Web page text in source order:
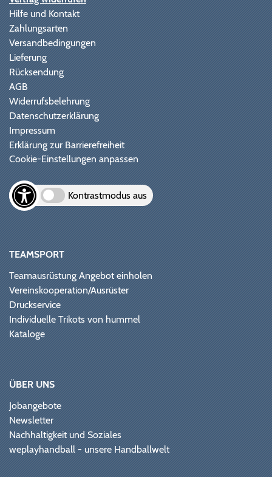
Hilfe und Kontakt
Zahlungsarten
Versandbedingungen
Lieferung
Rücksendung
AGB
Widerrufsbelehrung
Datenschutzerklärung
Impressum
Erklärung zur Barrierefreiheit
Cookie-Einstellungen anpassen
Kontrastmodus aus
TEAMSPORT
Teamausrüstung Angebot einholen
Vereinskooperation/Ausrüster
Druckservice
Individuelle Trikots von hummel
Kataloge
ÜBER UNS
Jobangebote
Newsletter
Nachhaltigkeit und Soziales
weplayhandball - unsere Handballwelt